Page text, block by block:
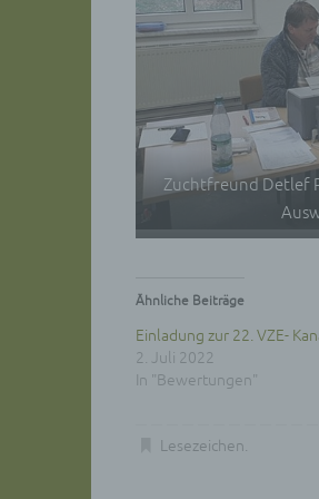
Zuchtfreund Detlef
Ähnliche Beiträge
Einladung zur 22. VZE-
2. Juli 2022
In "Bewertungen"
Lesezeichen.